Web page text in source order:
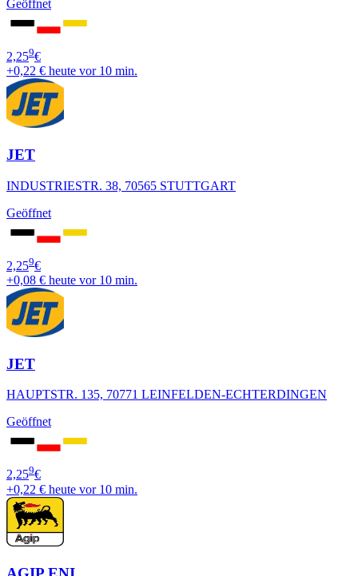
Geöffnet
2,259€
+0,22 € heute vor 10 min.
JET
INDUSTRIESTR. 38, 70565 STUTTGART
Geöffnet
2,259€
+0,08 € heute vor 10 min.
JET
HAUPTSTR. 135, 70771 LEINFELDEN-ECHTERDINGEN
Geöffnet
2,259€
+0,22 € heute vor 10 min.